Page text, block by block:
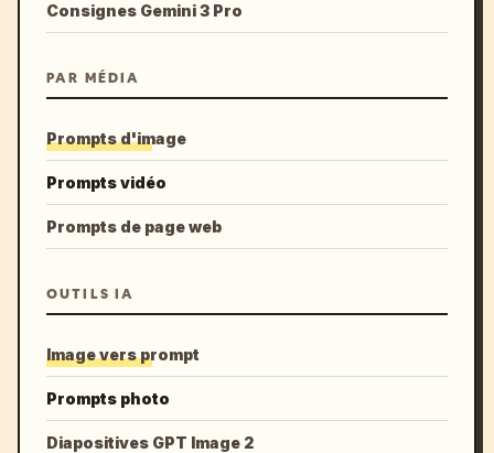
Consignes Gemini 3 Pro
PAR MÉDIA
Prompts d'image
Prompts vidéo
Prompts de page web
OUTILS IA
Image vers prompt
Prompts photo
Diapositives GPT Image 2